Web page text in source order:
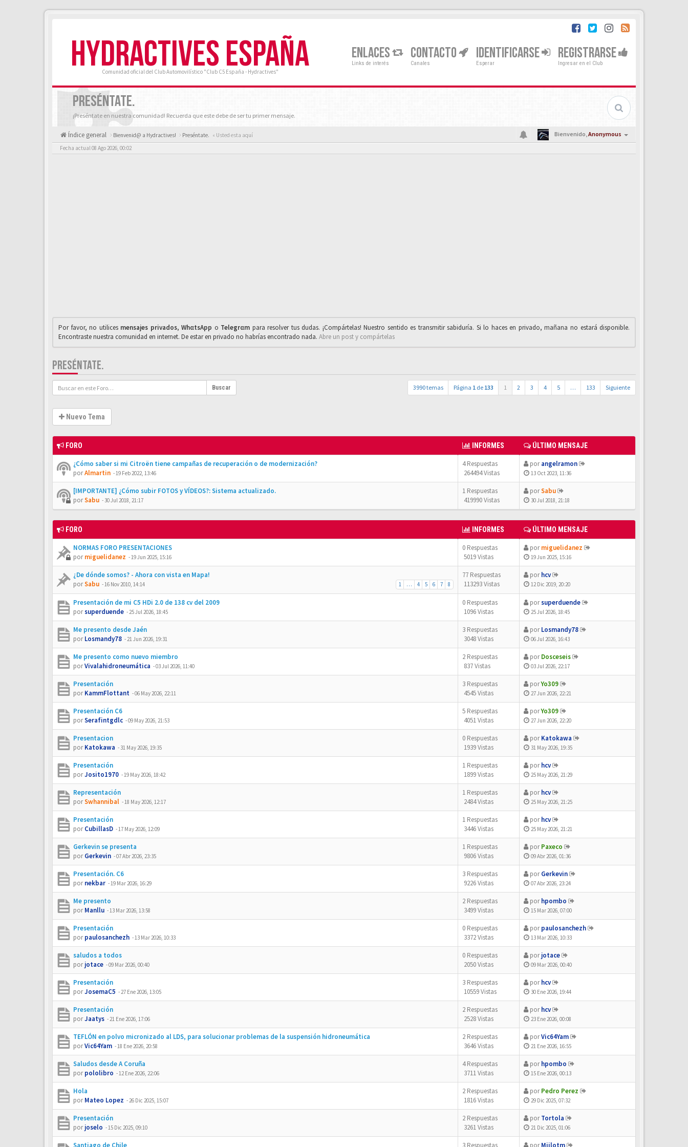
HYDRACTIVES ESPAÑA
Comunidad oficial del Club Automovilístico "Club C5 España - Hydractives"
ENLACES
Links de interés
CONTACTO
Canales
IDENTIFICARSE
Esperar
REGISTRARSE
Ingresar en el Club
PRESÉNTATE.
¡Preséntate en nuestra comunidad! Recuerda que este debe de ser tu primer mensaje.
Índice general Bienvenid@ a Hydractives! Preséntate. « Usted esta aquí Bienvenido,Anonymous
Fecha actual 08 Ago 2026, 00:02
Por favor, no utilices mensajes privados,WhαtsApp o Telegrαm para resolver tus dudas. ¡Compártelas! Nuestro sentido es transmitir sabiduría. Si lo haces en privado, mañana no estará disponible.
Encontraste nuestra comunidad en internet. De estar en privado no habrías encontrado nada. Abre un post y compártelas
PRESÉNTATE.
Buscar 3990 temas Página 1 de 133 1 2 3 4 5 … 133 Siguiente
Nuevo Tema
FORO INFORMES ÚLTIMO MENSAJE
¿Cómo saber si mi Citroën tiene campañas de recuperación o de modernización?
porAlmartin -19 Feb 2022, 13:46
4 Respuestas
264494 Vistas
porangelramon
13 Oct 2023, 11:36
[IMPORTANTE] ¿Cómo subir FOTOS y VÍDEOS?: Sistema actualizado.
porSabu - 30 Jul 2018, 21:17
1 Respuestas
419990 Vistas
porSabu
30 Jul 2018, 21:18
FORO INFORMES ÚLTIMO MENSAJE
NORMAS FORO PRESENTACIONES
pormiguelidanez -19 Jun 2025, 15:16
0 Respuestas
5019 Vistas
pormiguelidanez
19 Jun 2025, 15:16
¿De dónde somos? - Ahora con vista en Mapa!
1 … 4 5 6 7 8
porSabu -16 Nov 2010, 14:14
77 Respuestas
113293 Vistas
porhcv
12 Dic 2019, 20:20
Presentación de mi C5 HDi 2.0 de 138 cv del 2009
porsuperduende -25 Jul 2026, 18:45
0 Respuestas
1096 Vistas
porsuperduende
25 Jul 2026, 18:45
Me presento desde Jaén
porLosmandy78 -21 Jun 2026, 19:31
3 Respuestas
3048 Vistas
porLosmandy78
06 Jul 2026, 16:43
Me presento como nuevo miembro
porVivalahidroneumática -03 Jul 2026, 11:40
2 Respuestas
837 Vistas
porDosceseis
03 Jul 2026, 22:17
Presentación
porKammFlottant -06 May 2026, 22:11
3 Respuestas
4545 Vistas
porYo309
27 Jun 2026, 22:21
Presentación C6
porSerafintgdlc -09 May 2026, 21:53
5 Respuestas
4051 Vistas
porYo309
27 Jun 2026, 22:20
Presentacion
porKatokawa - 31 May 2026, 19:35
0 Respuestas
1939 Vistas
porKatokawa
31 May 2026, 19:35
Presentación
porJosito1970 -19 May 2026, 18:42
1 Respuestas
1899 Vistas
porhcv
25 May 2026, 21:29
Representación
porSwhannibal -18 May 2026, 12:17
1 Respuestas
2484 Vistas
porhcv
25 May 2026, 21:25
Presentación
porCubillasD -17 May 2026, 12:09
1 Respuestas
3446 Vistas
porhcv
25 May 2026, 21:21
Gerkevin se presenta
porGerkevin -07 Abr 2026, 23:35
1 Respuestas
9806 Vistas
porPaxeco
09 Abr 2026, 01:36
Presentación. C6
pornekbar -19 Mar 2026, 16:29
3 Respuestas
9226 Vistas
porGerkevin
07 Abr 2026, 23:24
Me presento
porManllu -13 Mar 2026, 13:58
2 Respuestas
3499 Vistas
porhpombo
15 Mar 2026, 07:00
Presentación
porpaulosanchezh -13 Mar 2026, 10:33
0 Respuestas
3372 Vistas
porpaulosanchezh
13 Mar 2026, 10:33
saludos a todos
porjotace -09 Mar 2026, 00:40
0 Respuestas
2050 Vistas
porjotace
09 Mar 2026, 00:40
Presentación
porJosemaC5 -27 Ene 2026, 13:05
3 Respuestas
10559 Vistas
porhcv
30 Ene 2026, 19:44
Presentación
porJaatys -21 Ene 2026, 17:06
2 Respuestas
2528 Vistas
porhcv
23 Ene 2026, 00:08
TEFLÓN en polvo micronizado al LDS, para solucionar problemas de la suspensión hidroneumática
porVic64Yam -18 Ene 2026, 20:58
2 Respuestas
3646 Vistas
porVic64Yam
21 Ene 2026, 16:55
Saludos desde A Coruña
porpololibro -12 Ene 2026, 22:06
4 Respuestas
3711 Vistas
porhpombo
15 Ene 2026, 00:13
Hola
porMateo Lopez -26 Dic 2025, 15:07
2 Respuestas
1816 Vistas
porPedro Perez
29 Dic 2025, 07:32
Presentación
porjoselo -15 Dic 2025, 09:10
2 Respuestas
3261 Vistas
porTortola
21 Dic 2025, 01:06
Santiago de Chile
3 Respuestas
porMiilotm